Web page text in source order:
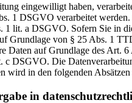
eingewilligt haben,
1 DSGVO verarbeitet
1 lit. a DSGVO. Sofern Sie in
Grundlage von § 25 Abs. 1
Daten auf Grundlage des Art.
DSGVO. Die
wird in den folgenden
in